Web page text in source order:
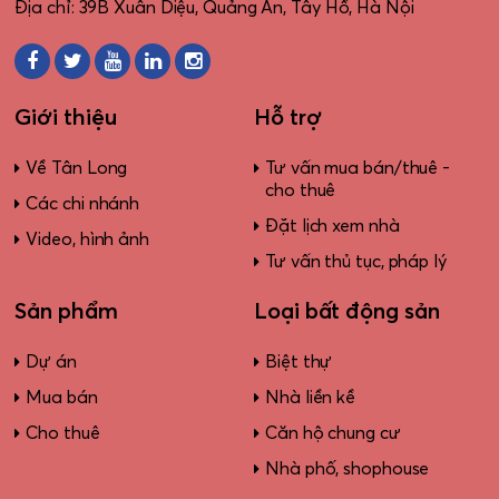
Địa chỉ: 39B Xuân Diệu, Quảng An, Tây Hồ, Hà Nội
Giới thiệu
Về Tân Long
Các chi nhánh
Video, hình ảnh
Hỗ trợ
Tư vấn mua bán/thuê -
cho thuê
Đặt lịch xem nhà
Tư vấn thủ tục, pháp lý
Sản phẩm
Dự án
Mua bán
Cho thuê
Loại bất động sản
Biệt thự
Nhà liền kề
Căn hộ chung cư
Nhà phố, shophouse